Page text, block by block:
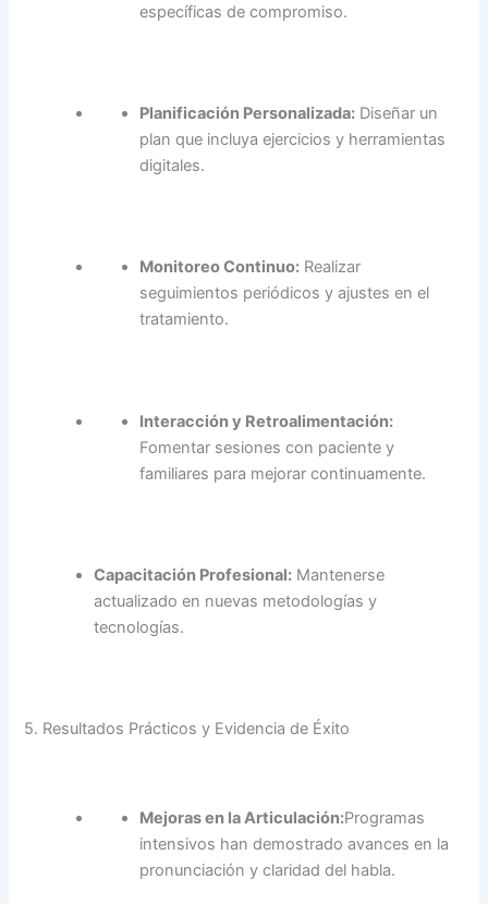
específicas de compromiso.
Planificación Personalizada: Diseñar un
plan que incluya ejercicios y herramientas
digitales.
Monitoreo Continuo: Realizar
seguimientos periódicos y ajustes en el
tratamiento.
Interacción y Retroalimentación:
Fomentar sesiones con paciente y
familiares para mejorar continuamente.
Capacitación Profesional: Mantenerse
actualizado en nuevas metodologías y
tecnologías.
5. Resultados Prácticos y Evidencia de Éxito
Mejoras en la Articulación:Programas
intensivos han demostrado avances en la
pronunciación y claridad del habla.